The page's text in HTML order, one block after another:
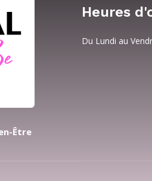
Être
Heures
Du Lundi au